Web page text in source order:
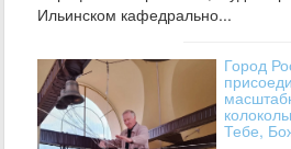
Ильинском кафедрально...
Город
Тебе,